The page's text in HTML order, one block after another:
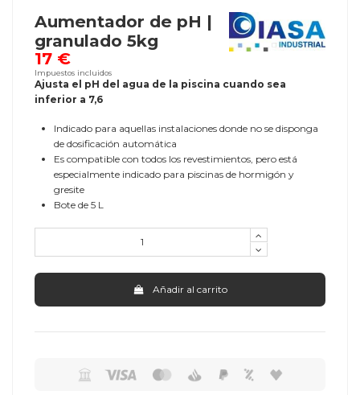
Aumentador de pH |
granulado 5kg
17 €
Impuestos incluidos
Ajusta el pH del agua de la piscina cuando sea
inferior a 7,6
Indicado para aquellas instalaciones donde no se disponga
de dosificación automática
Es compatible con todos los revestimientos, pero está
especialmente indicado para piscinas de hormigón y
gresite
Bote de 5 L
Añadir al carrito